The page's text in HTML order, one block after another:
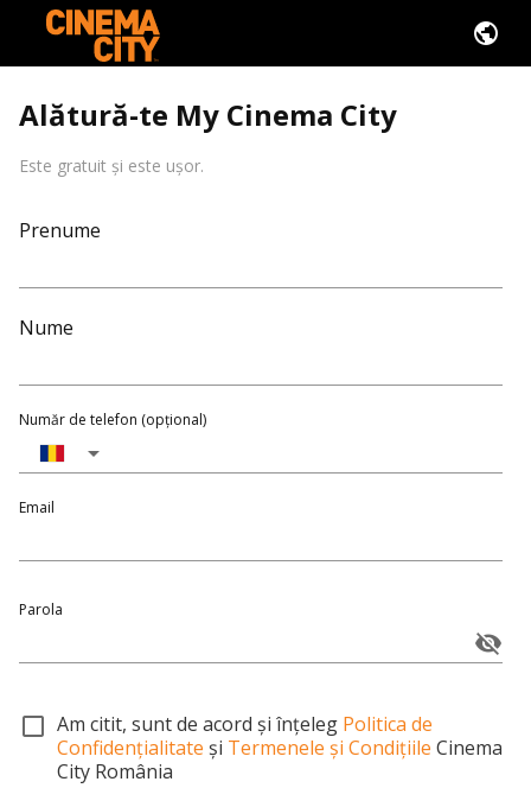
Alătură-te My Cinema City
Este gratuit și este ușor.
Prenume
Nume
Număr de telefon (opțional)
Email
Parola
Am citit, sunt de acord și înțeleg Politica de
Confidențialitate și Termenele și Condițiile Cinema
City România